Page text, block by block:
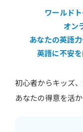
ワールド
オン
あなたの英語
英語に不安
初心者からキッズ
あなたの得意を活